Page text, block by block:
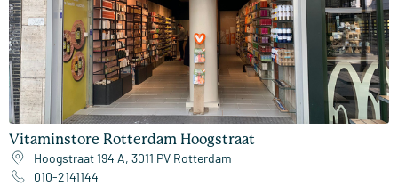
Vitaminstore Rotterdam Hoogstraat
Hoogstraat 194 A, 3011 PV Rotterdam
010-2141144